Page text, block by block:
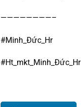
————————–
#Minh_Đức_Hr
#Ht_mkt_Minh_Đức_Hr